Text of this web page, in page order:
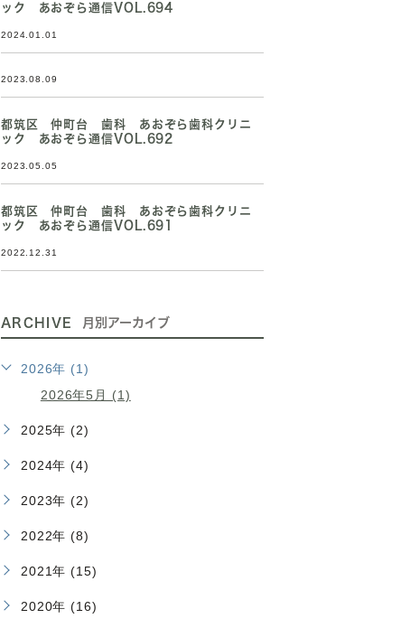
ック あおぞら通信VOL.694
2024.01.01
2023.08.09
都筑区 仲町台 歯科 あおぞら歯科クリニ
ック あおぞら通信VOL.692
2023.05.05
都筑区 仲町台 歯科 あおぞら歯科クリニ
ック あおぞら通信VOL.691
2022.12.31
ARCHIVE 月別アーカイブ
2026年 (1)
2026年5月 (1)
2025年 (2)
2024年 (4)
2023年 (2)
2022年 (8)
2021年 (15)
2020年 (16)